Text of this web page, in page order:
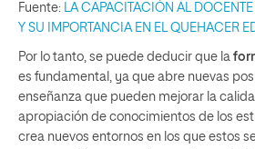
Fuente:
LA CAPACITACIÓN AL
Y SU IMPORTANCIA EN EL QUEHACER
Por lo tanto, se puede deducir que la
es fundamental, ya que abre nuevas
enseñanza que pueden mejorar la
apropiación de conocimientos de los
crea nuevos entornos en los que estos